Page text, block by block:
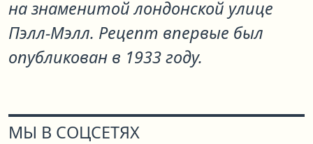
на знаменитой лондонской улице
Пэлл-Мэлл. Рецепт впервые был
опубликован в 1933 году.
МЫ В СОЦСЕТЯХ